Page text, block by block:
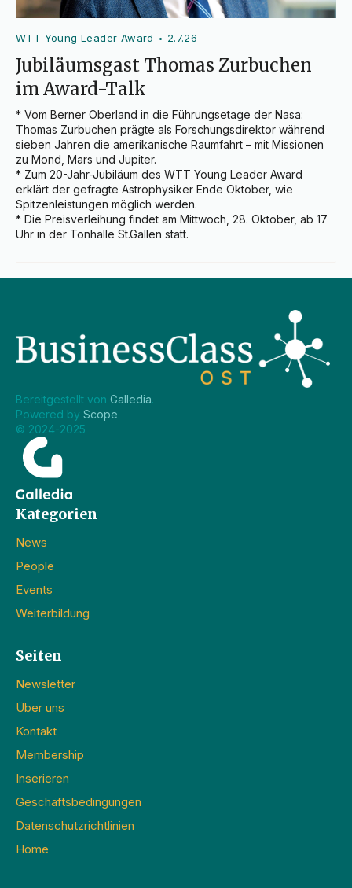
WTT Young Leader Award • 2.7.26
Jubiläumsgast Thomas Zurbuchen
im Award-Talk
* Vom Berner Oberland in die Führungsetage der Nasa:
Thomas Zurbuchen prägte als Forschungsdirektor während
sieben Jahren die amerikanische Raumfahrt – mit Missionen
zu Mond, Mars und Jupiter.
* Zum 20-Jahr-Jubiläum des WTT Young Leader Award
erklärt der gefragte Astrophysiker Ende Oktober, wie
Spitzenleistungen möglich werden.
* Die Preisverleihung findet am Mittwoch, 28. Oktober, ab 17
Uhr in der Tonhalle St.Gallen statt.
Bereitgestellt von Galledia.
Powered by Scope.
© 2024-2025
Kategorien
News
People
Events
Weiterbildung
Seiten
Newsletter
Über uns
Kontakt
Membership
Inserieren
Geschäftsbedingungen
Datenschutzrichtlinien
Home